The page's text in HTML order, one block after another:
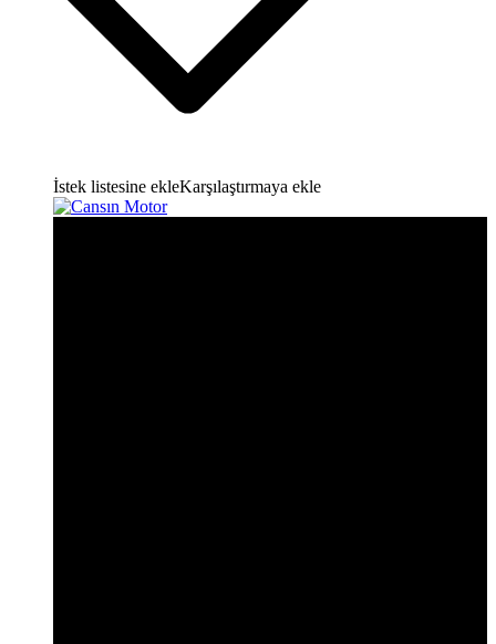
İstek listesine ekleKarşılaştırmaya ekle